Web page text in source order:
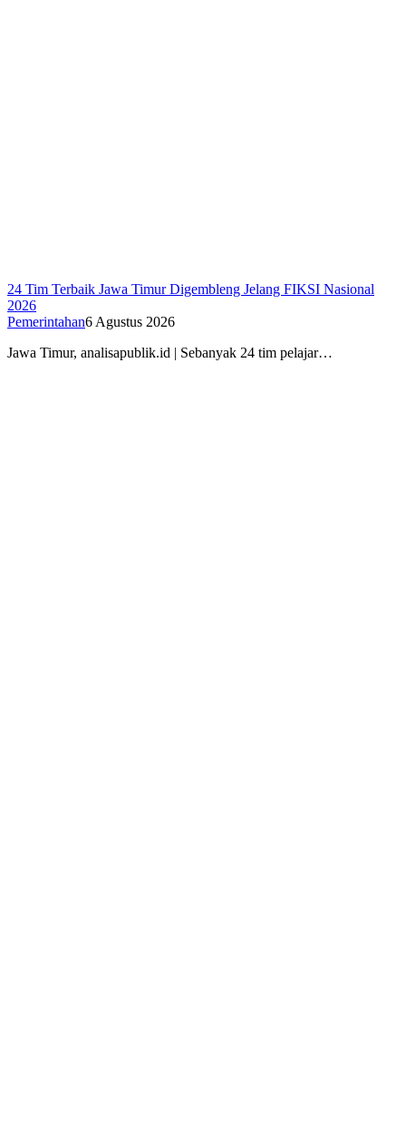
24 Tim Terbaik Jawa Timur Digembleng Jelang FIKSI Nasional
2026
Pemerintahan6 Agustus 2026
Jawa Timur, analisapublik.id | Sebanyak 24 tim pelajar…